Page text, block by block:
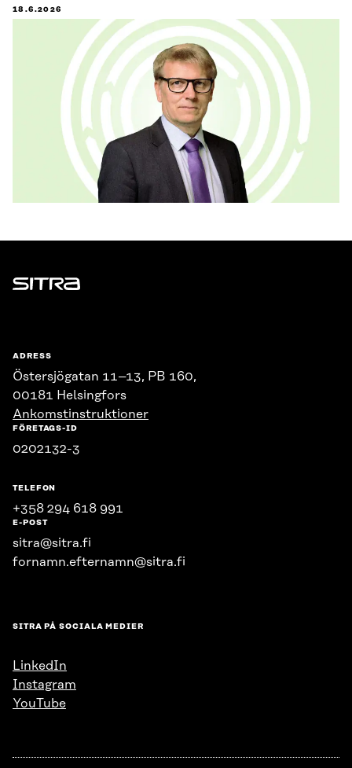
18.6.2026
Sitra
ADRESS
Östersjögatan 11–13, PB 160,
00181 Helsingfors
Ankomstinstruktioner
FÖRETAGS-ID
0202132-3
TELEFON
+358 294 618 991
E-POST
sitra@sitra.fi
fornamn.efternamn@sitra.fi
SITRA PÅ SOCIALA MEDIER
LinkedIn
Instagram
YouTube